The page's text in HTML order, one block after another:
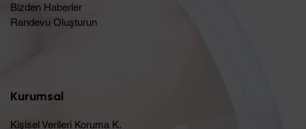
Bizden Haberler
Randevu Oluşturun​
Kurumsal
Kişisel Verileri Koruma K.